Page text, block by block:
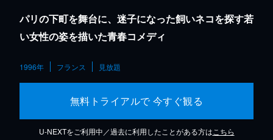
パリの下町を舞台に、迷子になった飼いネコを探す若
い女性の姿を描いた青春コメディ
1996年 フランス 見放題
無料トライアルで 今すぐ観る
U-NEXTをご利用中／過去に利用したことがある方は こちら